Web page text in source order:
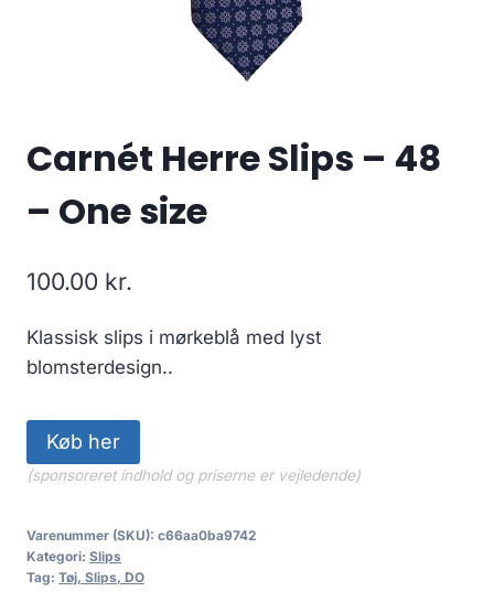
Carnét Herre Slips – 48
– One size
100.00 kr.
Klassisk slips i mørkeblå med lyst
blomsterdesign..
Køb her
(sponsoreret indhold og priserne er vejledende)
Varenummer (SKU): c66aa0ba9742
Kategori: Slips
Tag: Tøj, Slips, DO